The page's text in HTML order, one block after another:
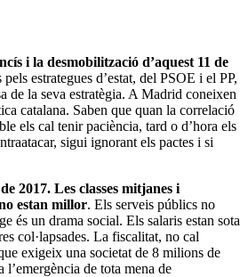
i la desmobilització d’aquest 11 de
estrategues d’estat, del PSOE i el PP,
de la seva estratègia. A Madrid coneixen
catalana. Saben que quan la correlació
els cal tenir paciència, tard o d’hora els
sigui ignorant els pactes i si
2017. Les classes mitjanes i
estan millor. Els serveis públics no
és un drama social. Els salaris estan sota
col·lapsades. La fiscalitat, no cal
exigeix una societat de 8 milions de
l’emergència de tota mena de